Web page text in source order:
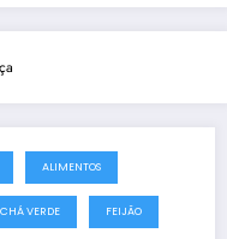
ALIMENTOS
CHÁ VERDE FEIJÃO